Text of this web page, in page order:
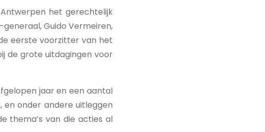
het gerechtelijk
Guido Vermeiren,
eerste voorzitter van het
de grote uitdagingen voor
jaar en een aantal
en onder andere uitleggen
thema’s van die acties al